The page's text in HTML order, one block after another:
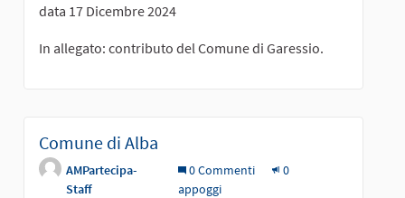
data 17 Dicembre 2024
In allegato: contributo del Comune di Garessio.
Comune di Alba
AMPartecipa-
Staff
0 Commenti
0
appoggi